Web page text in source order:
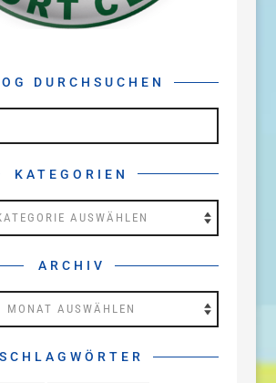
DURCHSUCHEN
KATEGORIEN
ARCHIV
SCHLAGWÖRTER